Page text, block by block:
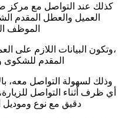
كذلك عند التواصل مع مركز
العميل والعطل المقدم
الموظف
،وتكون البيانات اللازم على
المقدم للشكوى
وذلك لسهولة التواصل معه،
أي ظرف أثناء التواصل
دقيق مع نوع وموديل